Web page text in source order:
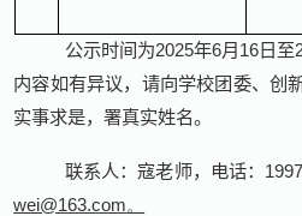
公示时间为2025年6月 16日至
内容如有异议，请向学校团委、创
实事求是，署真实姓名。
联系人：寇老师，电话：
wei@163.com。